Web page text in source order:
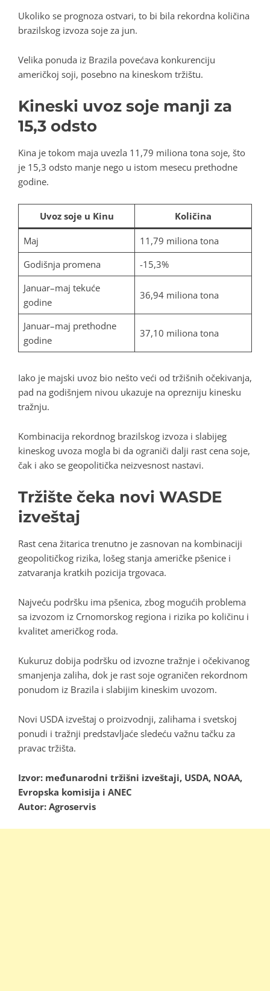
Ukoliko se prognoza ostvari, to bi bila rekordna količina
brazilskog izvoza soje za jun.
Velika ponuda iz Brazila povećava konkurenciju
američkoj soji, posebno na kineskom tržištu.
Kineski uvoz soje manji za
15,3 odsto
Kina je tokom maja uvezla 11,79 miliona tona soje, što
je 15,3 odsto manje nego u istom mesecu prethodne
godine.
Uvoz soje u Kinu Količina
Maj
11,79 miliona tona
Godišnja promena
-15,3%
Januar–maj tekuće
godine
36,94 miliona tona
Januar–maj prethodne
godine
37,10 miliona tona
Iako je majski uvoz bio nešto veći od tržišnih očekivanja,
pad na godišnjem nivou ukazuje na oprezniju kinesku
tražnju.
Kombinacija rekordnog brazilskog izvoza i slabijeg
kineskog uvoza mogla bi da ograniči dalji rast cena soje,
čak i ako se geopolitička neizvesnost nastavi.
Tržište čeka novi WASDE
izveštaj
Rast cena žitarica trenutno je zasnovan na kombinaciji
geopolitičkog rizika, lošeg stanja američke pšenice i
zatvaranja kratkih pozicija trgovaca.
Najveću podršku ima pšenica, zbog mogućih problema
sa izvozom iz Crnomorskog regiona i rizika po količinu i
kvalitet američkog roda.
Kukuruz dobija podršku od izvozne tražnje i očekivanog
smanjenja zaliha, dok je rast soje ograničen rekordnom
ponudom iz Brazila i slabijim kineskim uvozom.
Novi USDA izveštaj o proizvodnji, zalihama i svetskoj
ponudi i tražnji predstavljaće sledeću važnu tačku za
pravac tržišta.
Izvor: međunarodni tržišni izveštaji, USDA, NOAA,
Evropska komisija i ANEC
Autor: Agroservis